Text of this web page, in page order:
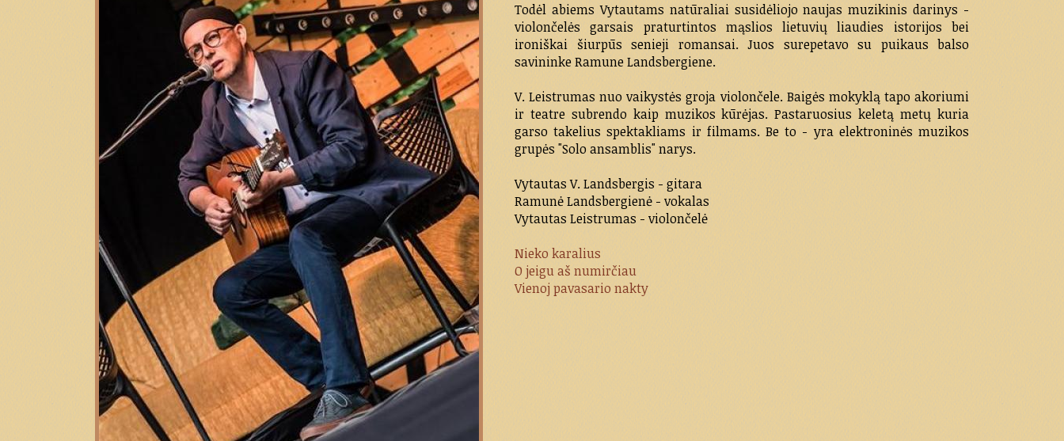
Todėl abiems Vytautams natūraliai susidėliojo naujas muzikinis darinys -
violončelės garsais praturtintos mąslios lietuvių liaudies istorijos bei
ironiškai šiurpūs senieji romansai. Juos surepetavo su puikaus balso
savininke Ramune Landsbergiene.
V. Leistrumas nuo vaikystės groja violončele. Baigės mokyklą tapo akoriumi
ir teatre subrendo kaip muzikos kūrėjas. Pastaruosius keletą metų kuria
garso takelius spektakliams ir filmams. Be to - yra elektroninės muzikos
grupės "Solo ansamblis" narys.
Vytautas V. Landsbergis - gitara
Ramunė Landsbergienė - vokalas
Vytautas Leistrumas - violončelė
Nieko karalius
O jeigu aš numirčiau
Vienoj pavasario nakty